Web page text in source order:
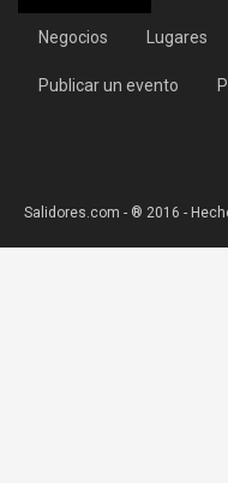
Negocios Lugares
Publicar un evento
Salidores.com - ® 2016 -